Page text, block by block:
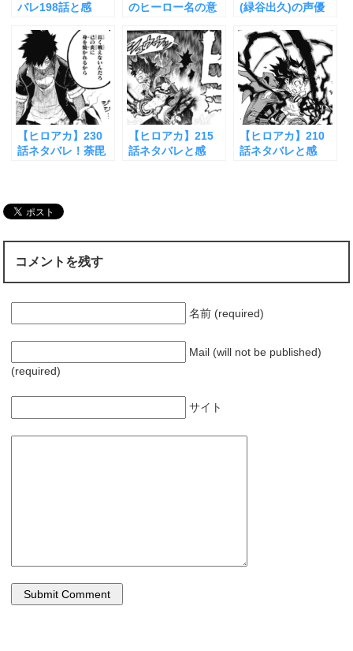
バレ198話と感
闇踏陰の中二病対
決！
のヒーロー名の意
(緑谷出久)の声優
報をまとめてみ
た！
【ヒロアカ】230
話ネタバレ！荼毘
【ヒロアカ】215
話ネタバレと感
【ヒロアカ】210
話ネタバレと感
コメントを残す
名前 (required)
Mail (will not be published)
(required)
サイト